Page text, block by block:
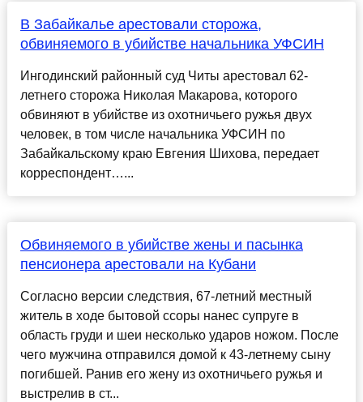
В Забайкалье арестовали сторожа,
обвиняемого в убийстве начальника УФСИН
Ингодинский районный суд Читы арестовал 62-
летнего сторожа Николая Макарова, которого
обвиняют в убийстве из охотничьего ружья двух
человек, в том числе начальника УФСИН по
Забайкальскому краю Евгения Шихова, передает
корреспондент…...
Обвиняемого в убийстве жены и пасынка
пенсионера арестовали на Кубани
Согласно версии следствия, 67-летний местный
житель в ходе бытовой ссоры нанес супруге в
область груди и шеи несколько ударов ножом. После
чего мужчина отправился домой к 43-летнему сыну
погибшей. Ранив его жену из охотничьего ружья и
выстрелив в ст...